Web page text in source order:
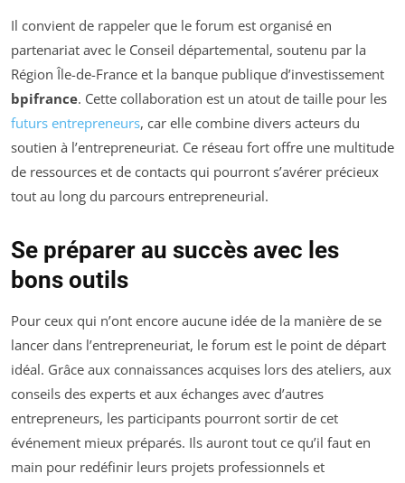
Il convient de rappeler que le forum est organisé en
partenariat avec le Conseil départemental, soutenu par la
Région Île-de-France et la banque publique d’investissement
bpifrance. Cette collaboration est un atout de taille pour les
futurs entrepreneurs, car elle combine divers acteurs du
soutien à l’entrepreneuriat. Ce réseau fort offre une multitude
de ressources et de contacts qui pourront s’avérer précieux
tout au long du parcours entrepreneurial.
Se préparer au succès avec les
bons outils
Pour ceux qui n’ont encore aucune idée de la manière de se
lancer dans l’entrepreneuriat, le forum est le point de départ
idéal. Grâce aux connaissances acquises lors des ateliers, aux
conseils des experts et aux échanges avec d’autres
entrepreneurs, les participants pourront sortir de cet
événement mieux préparés. Ils auront tout ce qu’il faut en
main pour redéfinir leurs projets professionnels et